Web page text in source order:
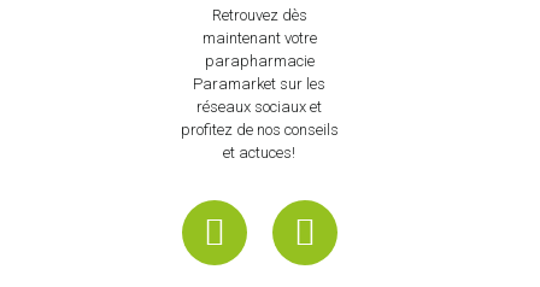
Retrouvez dès
maintenant votre
parapharmacie
Paramarket sur les
réseaux sociaux et
profitez de nos conseils
et actuces!